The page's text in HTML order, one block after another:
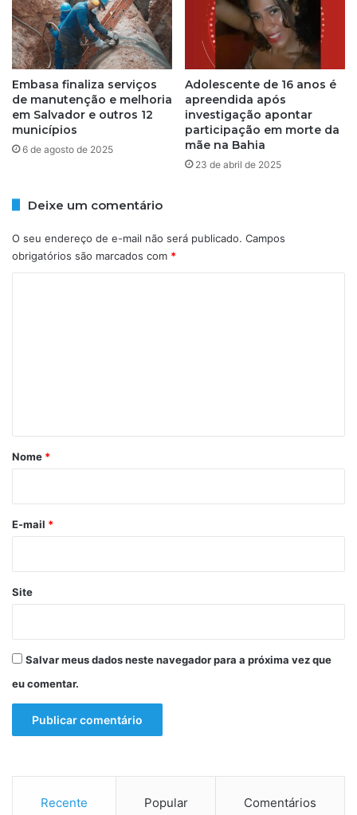
f
u
t
e
b
o
l
e
m
i
à
s
n
a
h
a
p
d
i
V
e
m
Embasa finaliza serviços
de manutenção e melhoria
em Salvador e outros 12
municípios
6 de agosto de 2025
Adolescente de 16 anos é
apreendida após
investigação apontar
participação em morte da
mãe na Bahia
23 de abril de 2025
Deixe um comentário
O seu endereço de e-mail não será publicado. Campos
obrigatórios são marcados com *
r
*
Nome *
E-mail *
Site
Salvar meus dados neste navegador para a próxima vez que
eu comentar.
Recente Popular Comentários